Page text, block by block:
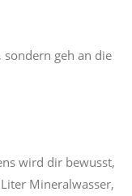
geh an die
wird dir bewusst,
Mineralwasser,